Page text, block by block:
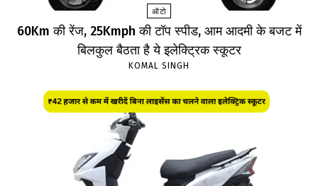
ऑटो
60Km की रेंज, 25Kmph की टॉप स्पीड, आम आदमी के बजट में
बिलकुल बैठता है ये इलेक्ट्रिक स्कूटर
KOMAL SINGH